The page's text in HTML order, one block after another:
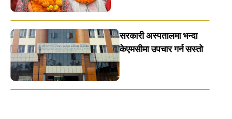
सरकारी अस्पतालमा भन्दा
केएमसीमा उपचार गर्न सस्ताे